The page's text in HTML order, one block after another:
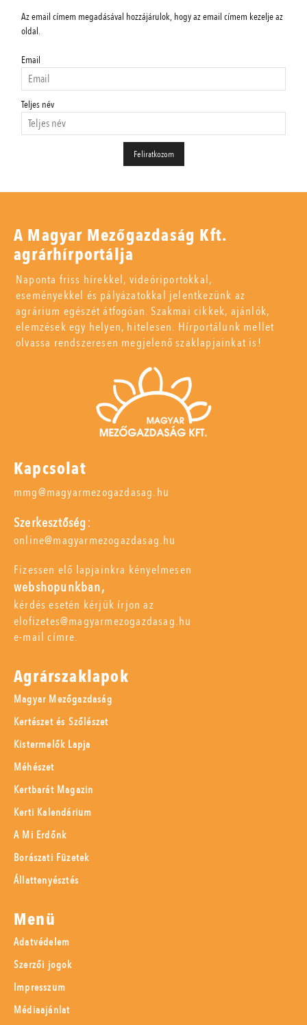
Az email címem megadásával hozzájárulok, hogy az email címem kezelje az
oldal.
Email
Teljes név
A Magyar Mezőgazdaság Kft.
agrárhírportálja
Naponta friss hírekkel, videóriportokkal,
eseményekkel és pályázatokkal jelentkezünk az
agrárium egészét átfogóan. Szakmai cikkek, ajánlók,
elemzések egy helyen, hitelesen. Hírportálunk mellet
olvassa rendszeresen megjelenő szaklapjainkat is!
Kapcsolat
mmg@magyarmezogazdasag.hu
Szerkesztőség:
online@magyarmezogazdasag.hu
Fizessen elő lapjainkra kényelmesen
webshopunkban,
kérdés esetén kérjük írjon az
elofizetes@magyarmezogazdasag.hu
e-mail címre.
Agrárszaklapok
Magyar Mezőgazdaság
Kertészet és Szőlészet
Kistermelők Lapja
Méhészet
Kertbarát Magazin
Kerti Kalendárium
A Mi Erdőnk
Borászati Füzetek
Állattenyésztés
Menü
Adatvédelem
Szerzői jogok
Impresszum
Médiaajánlat